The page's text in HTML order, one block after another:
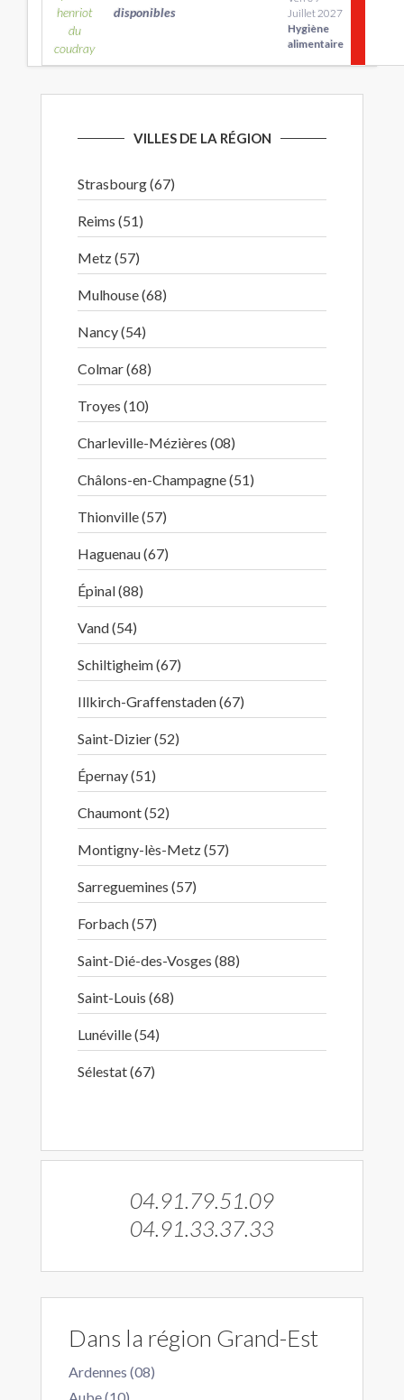
henriot
du
coudray
disponibles
Juillet 2027
Hygiène
alimentaire
VILLES DE LA RÉGION
Strasbourg (67)
Reims (51)
Metz (57)
Mulhouse (68)
Nancy (54)
Colmar (68)
Troyes (10)
Charleville-Mézières (08)
Châlons-en-Champagne (51)
Thionville (57)
Haguenau (67)
Épinal (88)
Vand (54)
Schiltigheim (67)
Illkirch-Graffenstaden (67)
Saint-Dizier (52)
Épernay (51)
Chaumont (52)
Montigny-lès-Metz (57)
Sarreguemines (57)
Forbach (57)
Saint-Dié-des-Vosges (88)
Saint-Louis (68)
Lunéville (54)
Sélestat (67)
04.91.79.51.09
04.91.33.37.33
Dans la région Grand-Est
Ardennes (08)